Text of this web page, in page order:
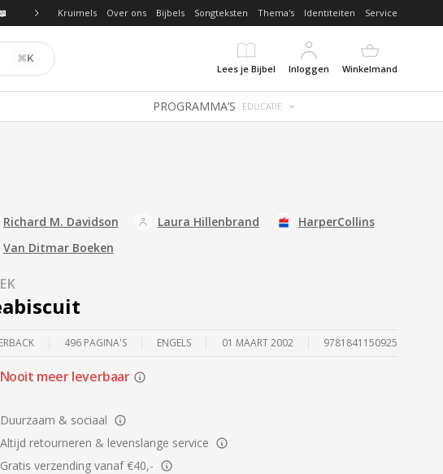
Kruimels Over ons Bijbels Songteksten Thema's Identiteiten Service
⌘K
Lees je Bijbel
Inloggen Winkelmand
PROGRAMMA’S EDUCATIE
Richard M. Davidson Laura Hillenbrand
HarperCollins
Van Ditmar Boeken
496 PAGINA'S ENGELS 01 MAART 2002 9781841150925
Nooit meer leverbaar
Duurzaam & sociaal
Altijd retourneren & levenslange service
Gratis verzending vanaf €40,-